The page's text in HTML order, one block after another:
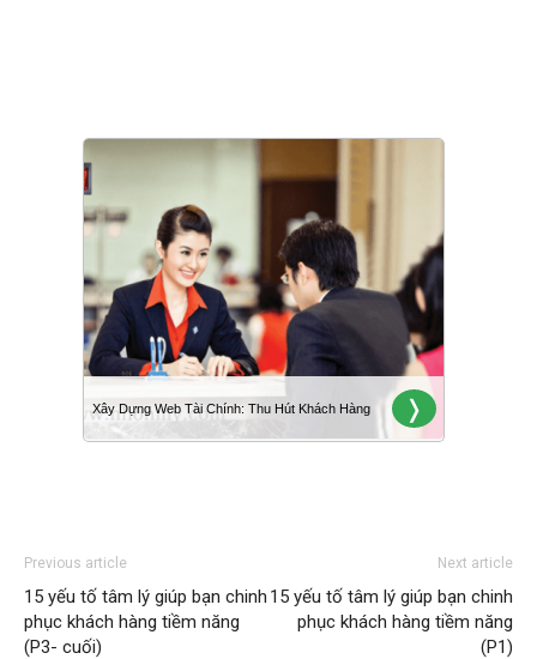
Previous article
15 yếu tố tâm lý giúp bạn chinh
phục khách hàng tiềm năng
(P3- cuối)
Next article
15 yếu tố tâm lý giúp bạn chinh
phục khách hàng tiềm năng
(P1)